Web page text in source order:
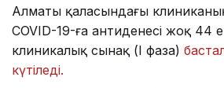
Алматы қаласындағы
COVID-19-ға антиденесі жоқ 44
клиникалық сынақ (І фаза)
күтіледі.